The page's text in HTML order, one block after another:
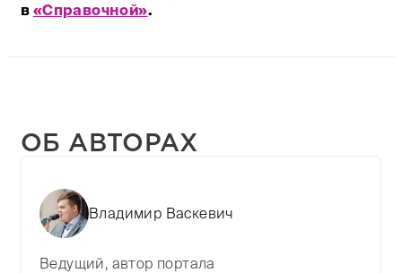
в «Справочной».
ОБ АВТОРАХ
Владимир Васкевич
Ведущий, автор портала